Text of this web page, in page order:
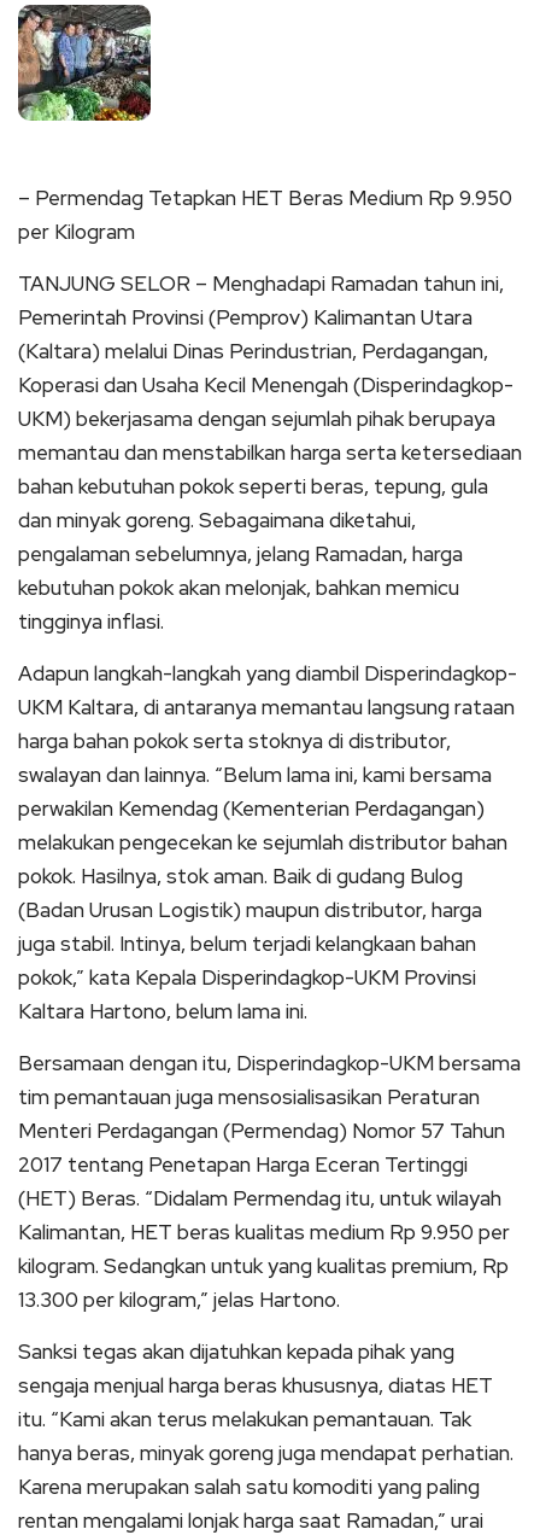
– Permendag Tetapkan HET Beras Medium Rp 9.950
per Kilogram
TANJUNG SELOR – Menghadapi Ramadan tahun ini,
Pemerintah Provinsi (Pemprov) Kalimantan Utara
(Kaltara) melalui Dinas Perindustrian, Perdagangan,
Koperasi dan Usaha Kecil Menengah (Disperindagkop-
UKM) bekerjasama dengan sejumlah pihak berupaya
memantau dan menstabilkan harga serta ketersediaan
bahan kebutuhan pokok seperti beras, tepung, gula
dan minyak goreng. Sebagaimana diketahui,
pengalaman sebelumnya, jelang Ramadan, harga
kebutuhan pokok akan melonjak, bahkan memicu
tingginya inflasi.
Adapun langkah-langkah yang diambil Disperindagkop-
UKM Kaltara, di antaranya memantau langsung rataan
harga bahan pokok serta stoknya di distributor,
swalayan dan lainnya. “Belum lama ini, kami bersama
perwakilan Kemendag (Kementerian Perdagangan)
melakukan pengecekan ke sejumlah distributor bahan
pokok. Hasilnya, stok aman. Baik di gudang Bulog
(Badan Urusan Logistik) maupun distributor, harga
juga stabil. Intinya, belum terjadi kelangkaan bahan
pokok,” kata Kepala Disperindagkop-UKM Provinsi
Kaltara Hartono, belum lama ini.
Bersamaan dengan itu, Disperindagkop-UKM bersama
tim pemantauan juga mensosialisasikan Peraturan
Menteri Perdagangan (Permendag) Nomor 57 Tahun
2017 tentang Penetapan Harga Eceran Tertinggi
(HET) Beras. “Didalam Permendag itu, untuk wilayah
Kalimantan, HET beras kualitas medium Rp 9.950 per
kilogram. Sedangkan untuk yang kualitas premium, Rp
13.300 per kilogram,” jelas Hartono.
Sanksi tegas akan dijatuhkan kepada pihak yang
sengaja menjual harga beras khususnya, diatas HET
itu. “Kami akan terus melakukan pemantauan. Tak
hanya beras, minyak goreng juga mendapat perhatian.
Karena merupakan salah satu komoditi yang paling
rentan mengalami lonjak harga saat Ramadan,” urai